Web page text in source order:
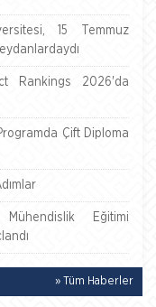
15 Temmuz
Rankings 2026'da
Çift Diploma
Eğitimi
» Tüm Haberler